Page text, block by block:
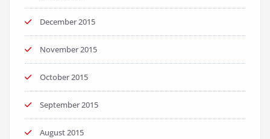
December 2015
November 2015
October 2015
September 2015
August 2015